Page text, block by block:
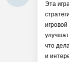
Эта
что
и